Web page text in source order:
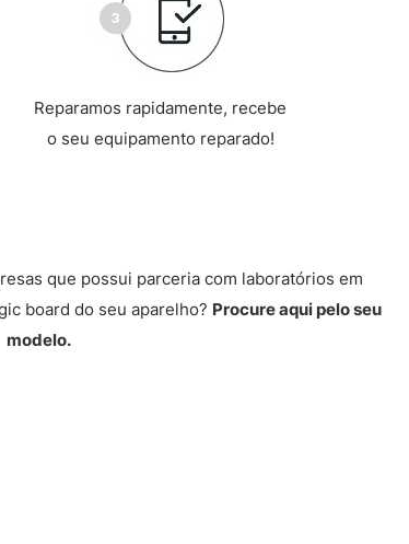
Reparamos rapidamente, recebe
o seu equipamento reparado!
que possui parceria com laboratórios em
board do seu aparelho? Procure aqui pelo seu
modelo.